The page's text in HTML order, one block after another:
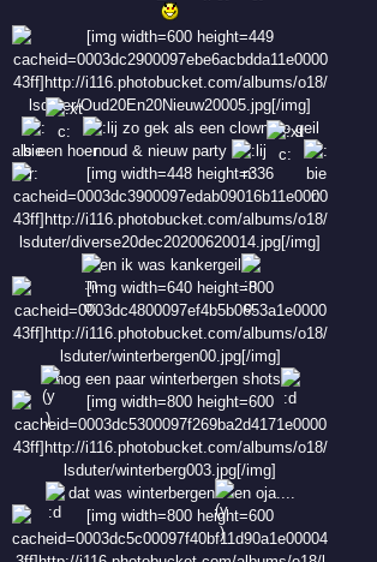
zo gek als een clown zo geil
als een hoer oud & nieuw party
en ik was kankergeil
nog een paar winterbergen shots
dat was winterbergen en oja....